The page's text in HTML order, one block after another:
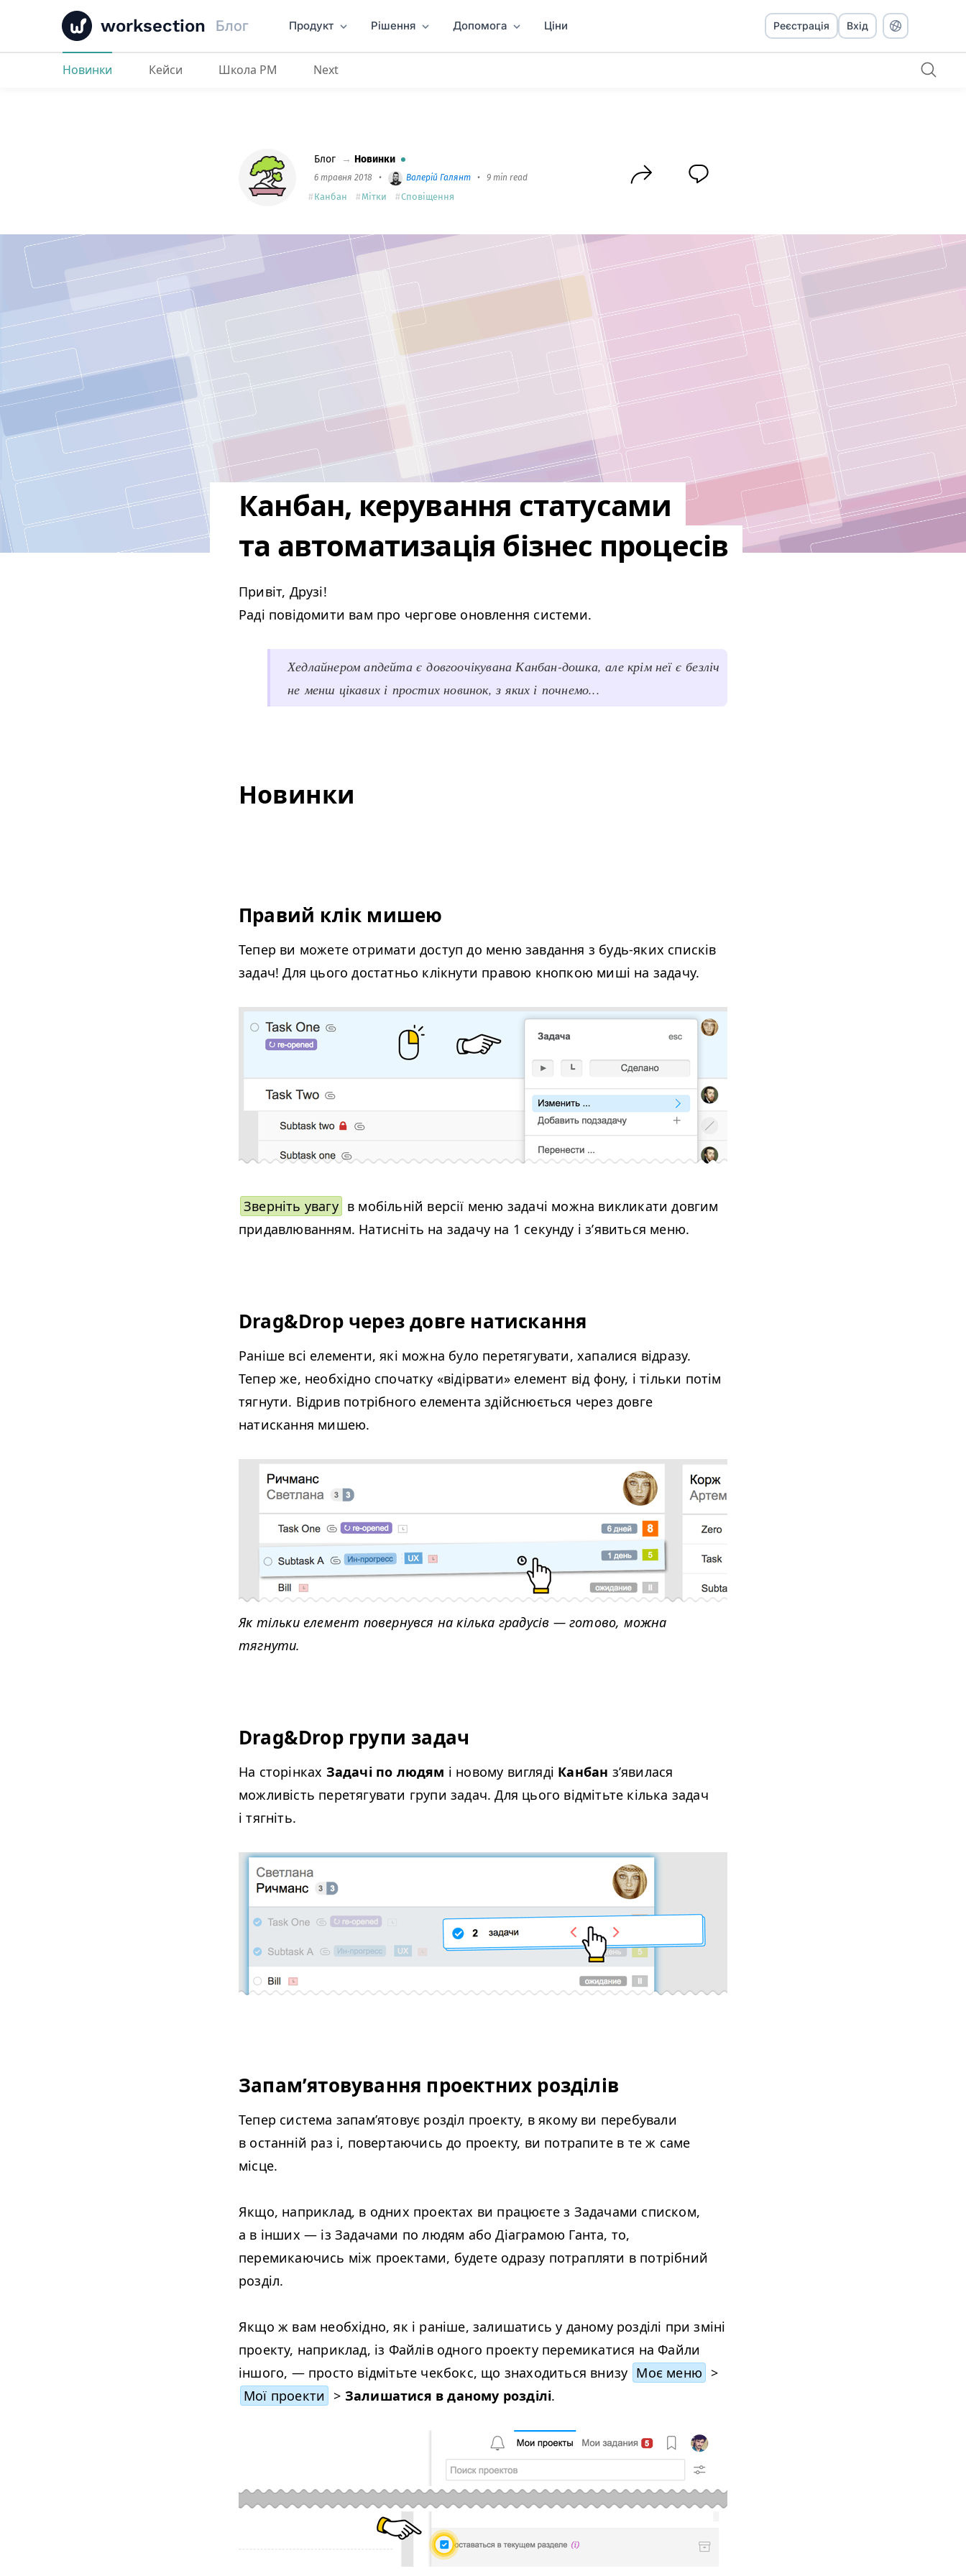
worksection Блог Продукт Рішення Допомога Ціни
Канбан, керування статусами та автоматизація бізнес процесів
Реєстрація Вхід
Новинки Кейси Школа PM Next
Блог → Новинки
6 травня 2018 • Валерій Галянт • 9 min read
Канбан Мітки Сповіщення
Канбан, керування статусами
та автоматизація бізнес процесів
Привіт, Друзі!
Раді повідомити вам про чергове оновлення системи.
Хедлайнером апдейта є довгоочікувана Канбан-дошка, але крім неї є безліч
не менш цікавих і простих новинок, з яких і почнемо...
Новинки
Правий клік мишею
Тепер ви можете отримати доступ до меню завдання з будь-яких списків
задач! Для цього достатньо клікнути правою кнопкою миші на задачу.
Зверніть увагу в мобільній версії меню задачі можна викликати довгим
придавлюванням. Натисніть на задачу на 1 секунду і з’явиться меню.
Drag&Drop через довге натискання
Раніше всі елементи, які можна було перетягувати, хапалися відразу.
Тепер же, необхідно спочатку «відірвати» елемент від фону, і тільки потім
тягнути. Відрив потрібного елемента здійснюється через довге
натискання мишею.
Як тільки елемент повернувся на кілька градусів — готово, можна
тягнути.
Drag&Drop групи задач
На сторінках Задачі по людям і новому вигляді Канбан з’явилася
можливість перетягувати групи задач. Для цього відмітьте кілька задач
і тягніть.
Запам’ятовування проектних розділів
Тепер система запам’ятовує розділ проекту, в якому ви перебували
в останній раз і, повертаючись до проекту, ви потрапите в те ж саме
місце.
Якщо, наприклад, в одних проектах ви працюєте з Задачами списком,
а в інших — із Задачами по людям або Діаграмою Ганта, то,
перемикаючись між проектами, будете одразу потрапляти в потрібний
розділ.
Якщо ж вам необхідно, як і раніше, залишатись у даному розділі при зміні
проекту, наприклад, із Файлів одного проекту перемикатися на Файли
іншого, — просто відмітьте чекбокс, що знаходиться внизу Моє меню >
Мої проекти
> Залишатися в даному розділі.